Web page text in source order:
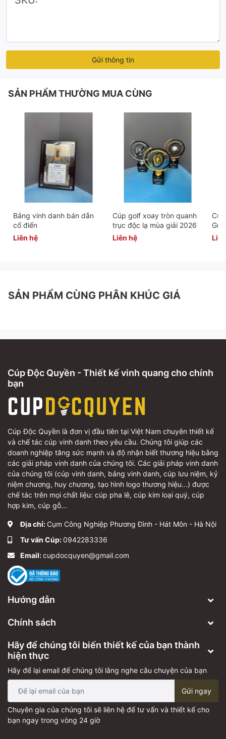
Gửi thông tin
SẢN PHẨM THƯỜNG MUA CÙNG
Bảng vinh danh bán dẫn
cổ điển
Liên hệ
Cúp golf xoay tròn quanh
trục độc lạ mùa giải 2026
Liên hệ
SẢN PHẨM CÙNG PHÂN KHÚC GIÁ
Cúp Độc Quyền - Thiết kế vinh quang cho chính
bạn
Cúp Độc Quyền là đơn vị đầu tiên tại Việt Nam chuyên thiết kế
và chế tác cúp vinh danh theo yêu cầu. Chúng tôi giúp các
doanh nghiệp tăng sức mạnh và độ nhận biết thương hiệu bằng
các giải pháp vinh danh của chúng tôi. Các giải pháp vinh danh
của chúng tôi (cúp vinh danh, bảng vinh danh, cúp lưu niệm, kỷ
niệm chương, huy chương, tạo hình logo thương hiệu...) được
chế tác trên mọi chất liệu: cúp pha lê, cúp kim loại quý, cúp
hợp kim, cúp gỗ...
Địa chỉ: Cụm Công Nghiệp Phương Đình - Hát Môn - Hà Nội
Tư vấn Cúp:0942283336
Email:cupdocquyen@gmail.com
Hướng dẫn
Chính sách
Hãy để chúng tôi biến thiết kế của bạn thành
hiện thực
Hãy để lại email để chúng tôi lắng nghe câu chuyện của bạn
Gửi ngay
Chuyên gia của chúng tôi sẽ liên hệ để tư vấn và thiết kế cho
bạn ngay trong vòng 24 giờ